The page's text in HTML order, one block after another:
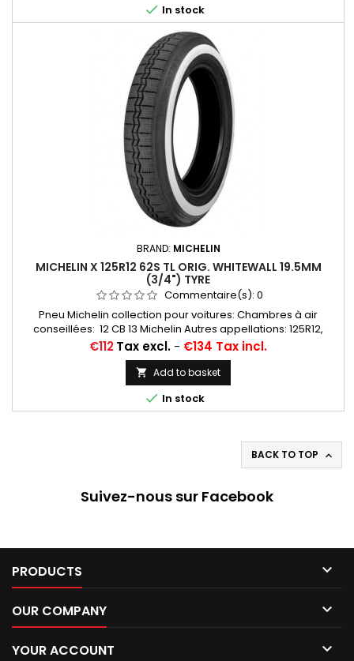
 In stock
BRAND: MICHELIN
MICHELIN X 125R12 62S TL ORIG. WHITEWALL 19.5MM
(3/4") TYRE
Commentaire(s): 0
Pneu Michelin collection pour voitures: Chambres à air
conseillées: 12 CB 13 Michelin Autres appellations: 125R12,
125/80R12, 125-12, 125X12, 125/80-12, 125/80X12, 125-305,
125X305, 125/12, 125 12
Price
€112Tax excl. - €134 Tax incl.
 Add to basket
 In stock
BACK TO TOP 
Suivez-nous sur Facebook
PRODUCTS 
OUR COMPANY 
YOUR ACCOUNT 